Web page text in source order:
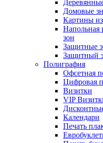
Домовые
Картины из
Напольная
зон
Защитные
Защитный
Полиграфия
Офсетная
Цифровая
Визитки
VIP
Календари
Печать